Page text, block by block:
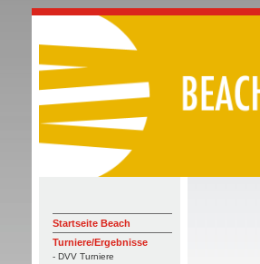
Startseite Beach
Turniere/Ergebnisse
- DVV Turniere